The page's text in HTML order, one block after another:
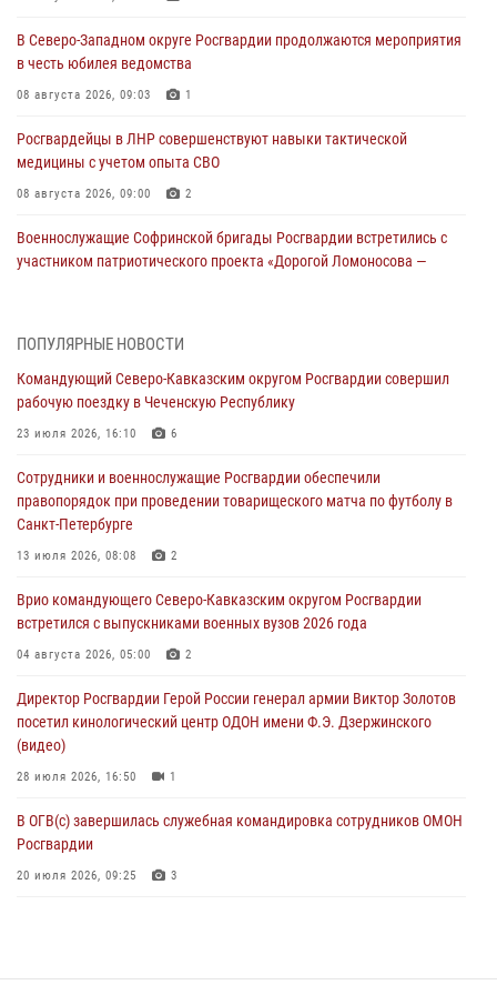
В Северо-Западном округе Росгвардии продолжаются мероприятия
в честь юбилея ведомства
08 августа 2026, 09:03 1
Росгвардейцы в ЛНР совершенствуют навыки тактической
медицины с учетом опыта СВО
08 августа 2026, 09:00 2
Военнослужащие Софринской бригады Росгвардии встретились с
участником патриотического проекта «Дорогой Ломоносова —
Кузбассе
08 августа 2026, 07:00
настольному теннису ко Дню физкультурника
08 августа 2026, 07:00
ОМОН «Ойрат» Управления Росгвардии по Республике Калмыкия
08 августа 2026, 07:00
В Москве росгвардейцы оказали помощь медикам и девушке с
08 августа 2026, 06:32 1
ПОПУЛЯРНЫЕ НОВОСТИ
Командующий Северо-Кавказским округом Росгвардии совершил
рабочую поездку в Чеченскую Республику
23 июля 2026, 16:10 6
Сотрудники и военнослужащие Росгвардии обеспечили
правопорядок при проведении товарищеского матча по футболу в
Санкт-Петербурге
13 июля 2026, 08:08 2
Врио командующего Северо-Кавказским округом Росгвардии
встретился с выпускниками военных вузов 2026 года
04 августа 2026, 05:00 2
Директор Росгвардии Герой России генерал армии Виктор Золотов
посетил кинологический центр ОДОН имени Ф.Э. Дзержинского
(видео)
28 июля 2026, 16:50 1
В ОГВ(с) завершилась служебная командировка сотрудников ОМОН
Росгвардии
20 июля 2026, 09:25 3